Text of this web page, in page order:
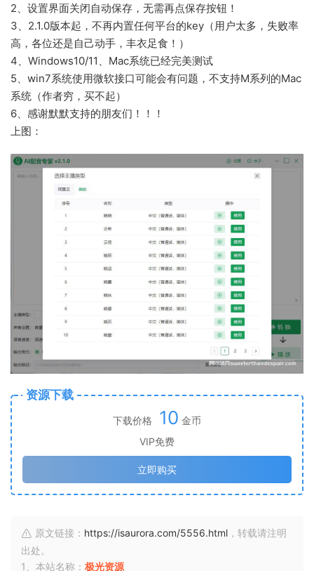
2、设置界面关闭自动保存，无需再点保存按钮！
3、2.1.0版本起，不再内置任何平台的key（用户太多，失败率
高，各位还是自己动手，丰衣足食！）
4、Windows10/11、Mac系统已经完美测试
5、win7系统使用微软接口可能会有问题，不支持M系列的Mac
系统（作者穷，买不起）
6、感谢默默支持的朋友们！！！
上图：
资源下载
下载价格 10 金币
VIP免费
立即购买
原文链接： https://isaurora.com/5556.html ，转载请注明
出处。
1、本站名称： 极光资源